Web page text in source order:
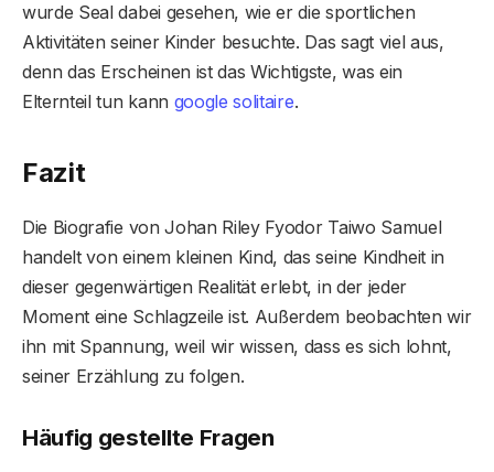
wurde Seal dabei gesehen, wie er die sportlichen
Aktivitäten seiner Kinder besuchte. Das sagt viel aus,
denn das Erscheinen ist das Wichtigste, was ein
Elternteil tun kann google solitaire.
Fazit
Die Biografie von Johan Riley Fyodor Taiwo Samuel
handelt von einem kleinen Kind, das seine Kindheit in
dieser gegenwärtigen Realität erlebt, in der jeder
Moment eine Schlagzeile ist. Außerdem beobachten wir
ihn mit Spannung, weil wir wissen, dass es sich lohnt,
seiner Erzählung zu folgen.
Häufig gestellte Fragen